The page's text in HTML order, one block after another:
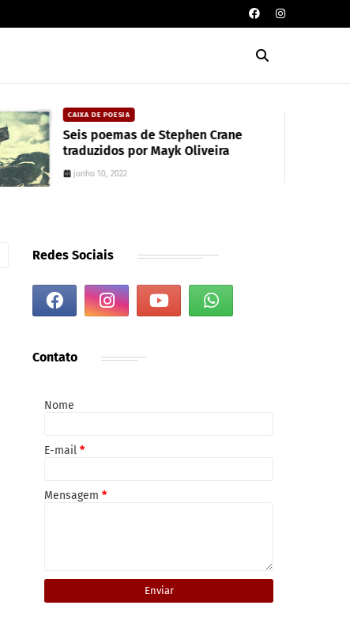
CAIXA DE POESIA
Seis poemas de Stephen Crane
traduzidos por Mayk Oliveira
junho 10, 2022
Redes Sociais
Contato
Nome
E-mail *
Mensagem *